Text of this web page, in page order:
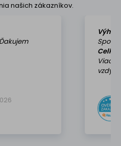
našich zákazníkov.
vzdy k